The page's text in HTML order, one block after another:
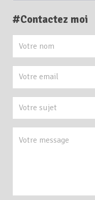
#Contactez moi